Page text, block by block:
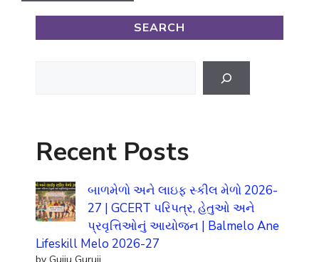
SEARCH
Recent Posts
બાળમેળો અને લાઇફ સ્કીલ મેળો 2026-
27 | GCERT પરિપત્ર, હેતુઓ અને
પ્રવૃત્તિઓનું આયોજન | Balmelo Ane
Lifeskill Melo 2026-27